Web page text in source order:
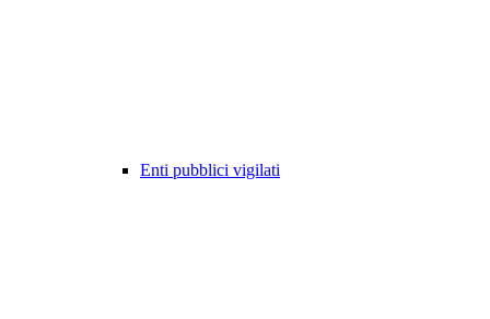
Enti pubblici vigilati